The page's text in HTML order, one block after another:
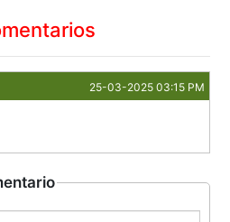
25-03-2025 03:15 PM